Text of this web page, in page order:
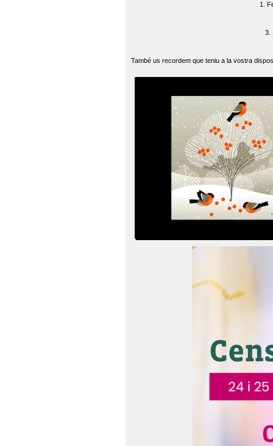
1.
3.
També us recordem que teniu a la vostra